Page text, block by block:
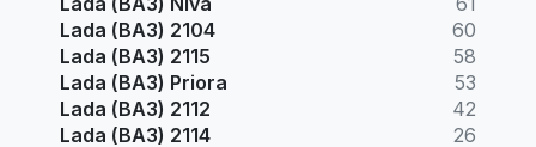
Lada (ВАЗ) 2104
60
Lada (ВАЗ) 2115
58
Lada (ВАЗ) Priora
53
Lada (ВАЗ) 2112
42
Lada (ВАЗ) 2114
26